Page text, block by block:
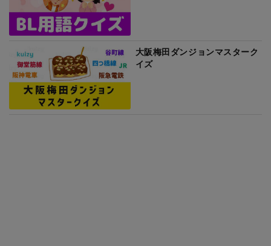
大阪梅田ダンジョンマスターク
イズ